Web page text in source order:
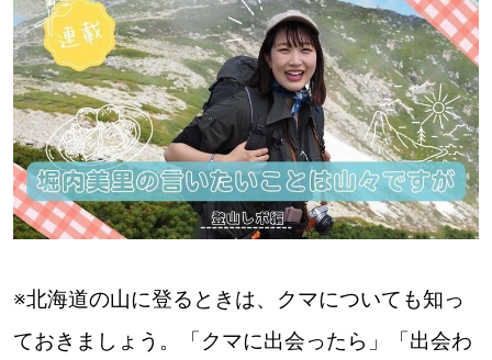
北海道で暮らす、あなたとつくる、
【札幌のお気に入りを見つけたい】
【道央のお気に入りを見つけたい】
【道北のお気に入りを見つけたい】
【道東のお気に入りを見つけたい】
※北海道の山に登るときは、クマについても知っ
ておきましょう。「クマに出会ったら」「出会わ